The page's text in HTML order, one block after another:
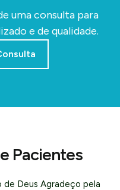
uma consulta para
e de qualidade.
Pacientes
de Deus Agradeço pela